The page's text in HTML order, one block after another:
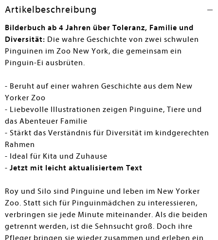
Artikelbeschreibung
Bilderbuch ab 4 Jahren über Toleranz, Familie und
Diversität: Die wahre Geschichte von zwei schwulen
Pinguinen im Zoo New York, die gemeinsam ein
Pinguin-Ei ausbrüten.
- Beruht auf einer wahren Geschichte aus dem New
Yorker Zoo
- Liebevolle Illustrationen zeigen Pinguine, Tiere und
das Abenteuer Familie
- Stärkt das Verständnis für Diversität im kindgerechten
Rahmen
- Ideal für Kita und Zuhause
- Jetzt mit leicht aktualisiertem Text
Roy und Silo sind Pinguine und leben im New Yorker
Zoo. Statt sich für Pinguinmädchen zu interessieren,
verbringen sie jede Minute miteinander. Als die beiden
getrennt werden, ist die Sehnsucht groß. Doch ihre
Pfleger bringen sie wieder zusammen und erleben ein